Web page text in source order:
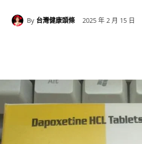
By 台灣健康頭條 2025 年 2 月 15 日